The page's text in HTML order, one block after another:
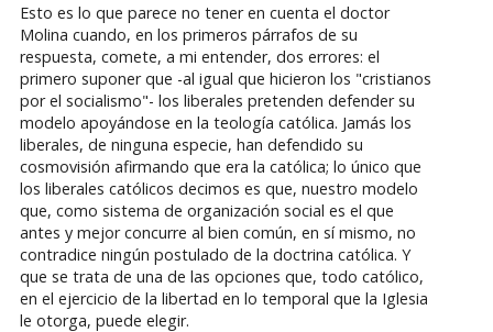
Esto es lo que parece no tener en cuenta el doctor
Molina cuando, en los primeros párrafos de su
respuesta, comete, a mi entender, dos errores: el
primero suponer que -al igual que hicieron los "cristianos
por el socialismo"- los liberales pretenden defender su
modelo apoyándose en la teología católica. Jamás los
liberales, de ninguna especie, han defendido su
cosmovisión afirmando que era la católica; lo único que
los liberales católicos decimos es que, nuestro modelo
que, como sistema de organización social es el que
antes y mejor concurre al bien común, en sí mismo, no
contradice ningún postulado de la doctrina católica. Y
que se trata de una de las opciones que, todo católico,
en el ejercicio de la libertad en lo temporal que la Iglesia
le otorga, puede elegir.